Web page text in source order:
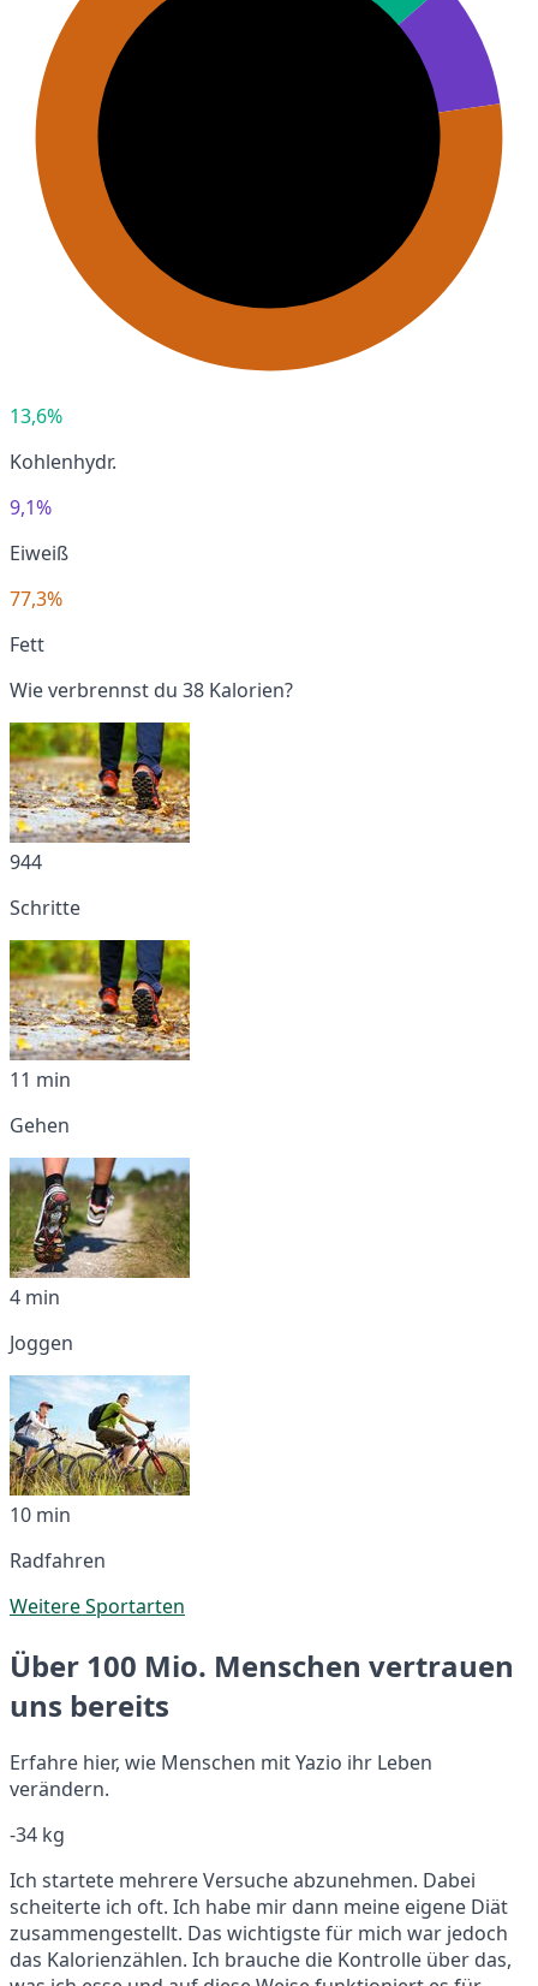
13,6%
Kohlenhydr.
9,1%
Eiweiß
77,3%
Fett
Wie verbrennst du 38 Kalorien?
944
Schritte
11 min
Gehen
4 min
Joggen
10 min
Radfahren
Weitere Sportarten
Über 100 Mio. Menschen vertrauen
uns bereits
Erfahre hier, wie Menschen mit Yazio ihr Leben
verändern.
-34 kg
Ich startete mehrere Versuche abzunehmen. Dabei
scheiterte ich oft. Ich habe mir dann meine eigene Diät
zusammengestellt. Das wichtigste für mich war jedoch
das Kalorienzählen. Ich brauche die Kontrolle über das,